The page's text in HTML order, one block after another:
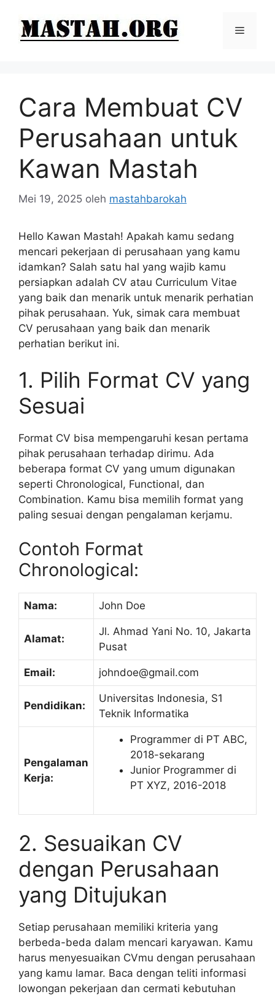
Menu
Cara Membuat CV
Perusahaan untuk
Kawan Mastah
Mei 19, 2025 oleh mastahbarokah
Hello Kawan Mastah! Apakah kamu sedang
mencari pekerjaan di perusahaan yang kamu
idamkan? Salah satu hal yang wajib kamu
persiapkan adalah CV atau Curriculum Vitae
yang baik dan menarik untuk menarik perhatian
pihak perusahaan. Yuk, simak cara membuat
CV perusahaan yang baik dan menarik
perhatian berikut ini.
1. Pilih Format CV yang
Sesuai
Format CV bisa mempengaruhi kesan pertama
pihak perusahaan terhadap dirimu. Ada
beberapa format CV yang umum digunakan
seperti Chronological, Functional, dan
Combination. Kamu bisa memilih format yang
paling sesuai dengan pengalaman kerjamu.
Contoh Format
Chronological:
Nama: John Doe
Alamat:
Jl. Ahmad Yani No. 10, Jakarta
Pusat
Email: johndoe@gmail.com
Pendidikan:
Universitas Indonesia, S1
Teknik Informatika
Pengalaman
Kerja:
Programmer di PT ABC,
2018-sekarang
Junior Programmer di
PT XYZ, 2016-2018
2. Sesuaikan CV
dengan Perusahaan
yang Ditujukan
Setiap perusahaan memiliki kriteria yang
berbeda-beda dalam mencari karyawan. Kamu
harus menyesuaikan CVmu dengan perusahaan
yang kamu lamar. Baca dengan teliti informasi
lowongan pekerjaan dan cermati kebutuhan